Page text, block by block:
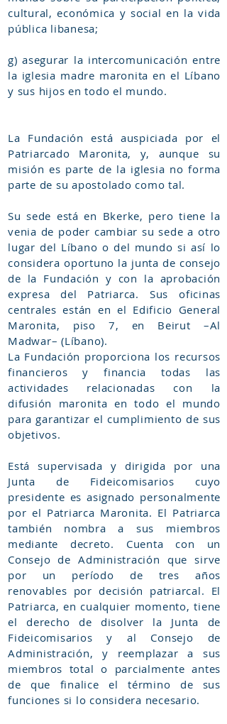
cultural, económica y social en la vida
pública libanesa;
g) asegurar la intercomunicación entre
la iglesia madre maronita en el Líbano
y sus hijos en todo el mundo.
La Fundación está auspiciada por el
Patriarcado Maronita, y, aunque su
misión es parte de la iglesia no forma
parte de su apostolado como tal.
Su sede está en Bkerke, pero tiene la
venia de poder cambiar su sede a otro
lugar del Líbano o del mundo si así lo
considera oportuno la junta de consejo
de la Fundación y con la aprobación
expresa del Patriarca. Sus oficinas
centrales están en el Edificio General
Maronita, piso 7, en Beirut –Al
Madwar– (Líbano).
La Fundación proporciona los recursos
financieros y financia todas las
actividades relacionadas con la
difusión maronita en todo el mundo
para garantizar el cumplimiento de sus
objetivos.
Está supervisada y dirigida por una
Junta de Fideicomisarios cuyo
presidente es asignado personalmente
por el Patriarca Maronita. El Patriarca
también nombra a sus miembros
mediante decreto. Cuenta con un
Consejo de Administración que sirve
por un período de tres años
renovables por decisión patriarcal. El
Patriarca, en cualquier momento, tiene
el derecho de disolver la Junta de
Fideicomisarios y al Consejo de
Administración, y reemplazar a sus
miembros total o parcialmente antes
de que finalice el término de sus
funciones si lo considera necesario.